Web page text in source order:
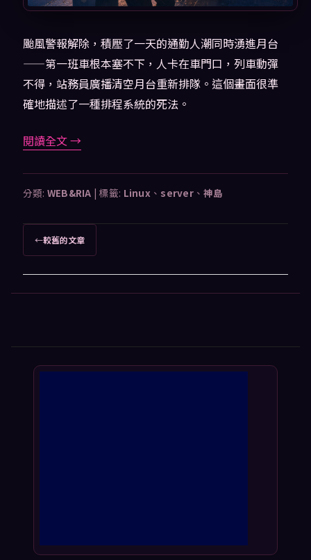
颱風警報解除，積壓了一天的通勤人潮同時湧進月台
——第一班車根本塞不下，人卡在車門口，列車動彈
不得，站務員廣播清空月台重新排隊。這個畫面很準
確地描述了一種排程系統的死法。
閱讀全文→
分類: WEB&RIA | 標籤: Linux 、server、神島
章
導
覽
←較舊的文章